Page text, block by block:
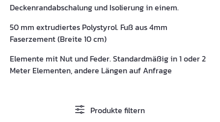
Deckenrandabschalung und Isolierung in einem.
50 mm extrudiertes Polystyrol. Fuß aus 4mm
Faserzement (Breite 10 cm)
Elemente mit Nut und Feder. Standardmäßig in 1 oder 2
Meter Elementen, andere Längen auf Anfrage
Produkte filtern